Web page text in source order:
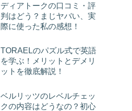
ディアトークの口コミ・評
判はどう？まじヤバい、実
際に使った私の感想！
TORAELのパズル式で英語
を学ぶ！メリットとデメリ
ットを徹底解説！
ベルリッツのレベルチェッ
クの内容はどうなの？初心